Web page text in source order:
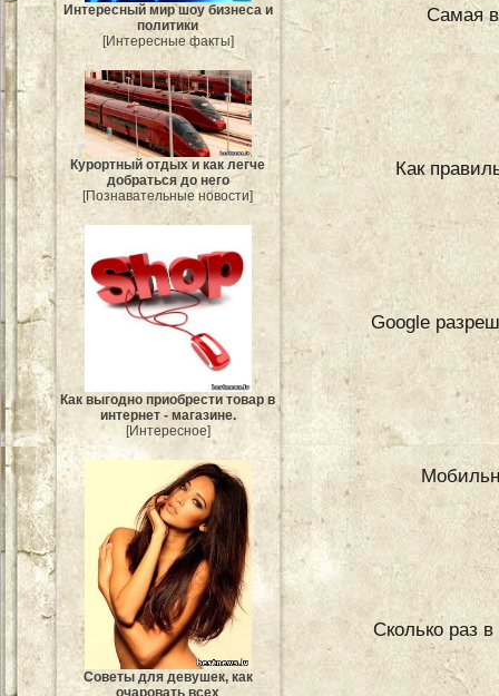
Интересный мир шоу бизнеса и
политики
[Интересные факты]
Курортный отдых и как легче
добраться до него
[Познавательные новости]
Как выгодно приобрести товар в
интернет - магазине.
[Интересное]
Советы для девушек, как
очаровать всех
Самая
Как
Google
Сколько раз